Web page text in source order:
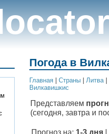
Погода в
Главная Cтраны Литва|
Вилкавишкис
Представляем
(сегодня, завтра и
Прогноз на: 1-3 дня